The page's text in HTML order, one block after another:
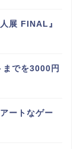
展 FINAL』
までを3000円
ートなゲー